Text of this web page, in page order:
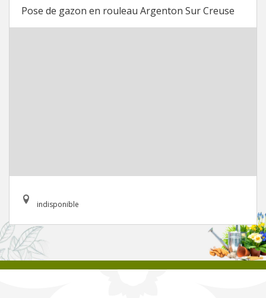
Pose de gazon en rouleau Argenton Sur Creuse
indisponible